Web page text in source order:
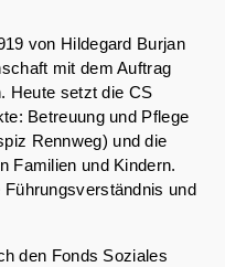
von Hildegard Burjan
mit dem Auftrag
Heute setzt die CS
Betreuung und Pflege
Rennweg) und die
Familien und Kindern.
und
den Fonds Soziales